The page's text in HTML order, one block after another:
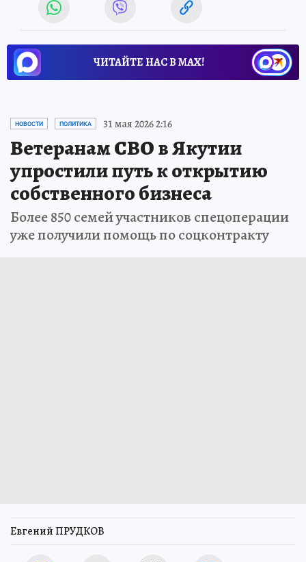
ЧИТАЙТЕ НАС В МАХ!
НОВОСТИ ПОЛИТИКА 31 мая 2026 2:16
Ветеранам СВО в Якутии
упростили путь к открытию
собственного бизнеса
Более 850 семей участников спецоперации
уже получили помощь по соцконтракту
Евгений ПРУДКОВ